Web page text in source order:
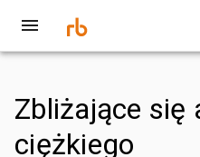
Zbliżające się
ciężkiego